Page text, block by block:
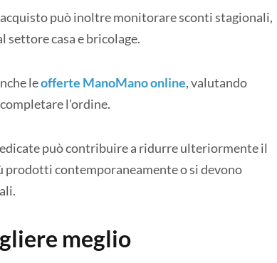
può inoltre monitorare sconti stagionali,
casa e bricolage.
leofferte ManoMano online, valutando
l'ordine.
può contribuire a ridurre ulteriormente il
contemporaneamente o si devono
meglio